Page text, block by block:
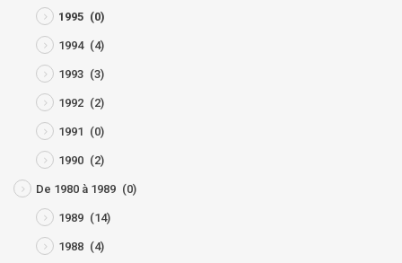
1995 (0)
1994 (4)
1993 (3)
1992 (2)
1991 (0)
1990 (2)
De 1980 à 1989 (0)
1989 (14)
1988 (4)